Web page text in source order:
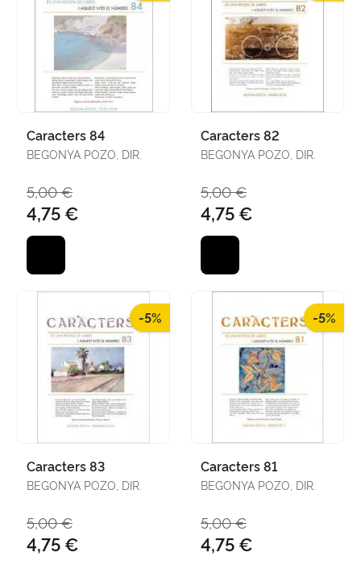
Caracters 84
BEGONYA POZO, DIR.
5,00 €
4,75 €
Caracters 82
BEGONYA POZO, DIR.
5,00 €
4,75 €
-5%
Caracters 83
BEGONYA POZO, DIR.
5,00 €
4,75 €
-5%
Caracters 81
BEGONYA POZO, DIR.
5,00 €
4,75 €